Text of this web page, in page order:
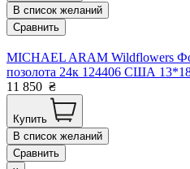
В список желаний
Сравнить
MICHAEL ARAM Wildflowers
позолота 24к 124406 США
11 850 ₴
Купить
В список желаний
Сравнить